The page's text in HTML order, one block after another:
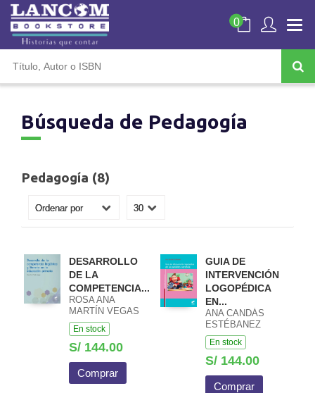
0
Búsqueda de Pedagogía
Pedagogía (8)
DESARROLLO
DE LA
COMPETENCIA...
ROSA ANA
MARTÍN VEGAS
En stock
S/ 144.00
Comprar
GUIA DE
INTERVENCIÓN
LOGOPÉDICA
EN...
ANA CANDÁS
ESTÉBANEZ
En stock
S/ 144.00
Comprar